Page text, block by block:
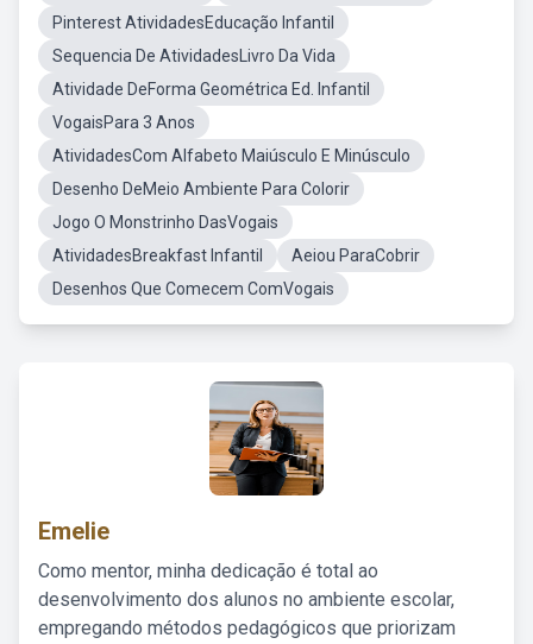
Pinterest AtividadesEducação Infantil
Sequencia De AtividadesLivro Da Vida
Atividade DeForma Geométrica Ed. Infantil
VogaisPara 3 Anos
AtividadesCom Alfabeto Maiúsculo E Minúsculo
Desenho DeMeio Ambiente Para Colorir
Jogo O Monstrinho DasVogais
AtividadesBreakfast Infantil
Aeiou ParaCobrir
Desenhos Que Comecem ComVogais
Emelie
Como mentor, minha dedicação é total ao
desenvolvimento dos alunos no ambiente escolar,
empregando métodos pedagógicos que priorizam